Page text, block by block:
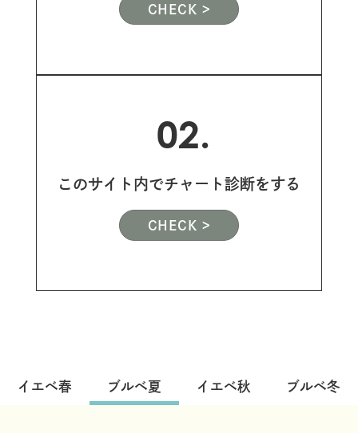
CHECK >
02.
このサイト内でチャート診断をする
CHECK >
イエベ春 ブルベ夏 イエベ秋 ブルベ冬